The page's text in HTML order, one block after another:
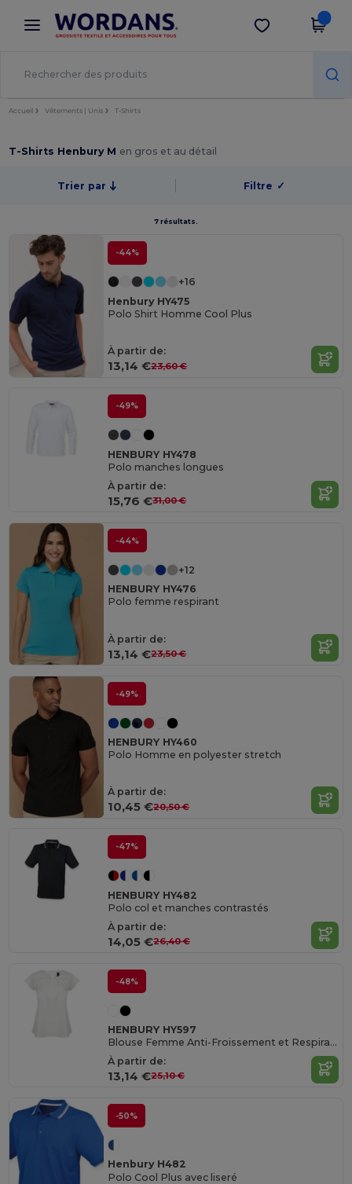
× Appli Wordans
Meilleurs prix sur l’app !
Obtenir l'appli
Accueil Vêtements | Unis T-Shirts
T-Shirts Henbury M en gros et au détail
Trier par Filtre ✓
7 résultats.
-44%
+16
Henbury HY475
Polo Shirt Homme Cool Plus
À partir de:
13,14 €23,60 €
-49%
HENBURY HY478
Polo manches longues
À partir de:
15,76 €31,00 €
-44%
+12
HENBURY HY476
Polo femme respirant
À partir de:
13,14 €23,50 €
-49%
HENBURY HY460
Polo Homme en polyester stretch
À partir de:
10,45 €20,50 €
-47%
HENBURY HY482
Polo col et manches contrastés
À partir de:
14,05 €26,40 €
-48%
HENBURY HY597
Blouse Femme Anti-Froissement et Respirante
À partir de:
13,14 €25,10 €
-50%
Henbury H482
Polo Cool Plus avec liseré